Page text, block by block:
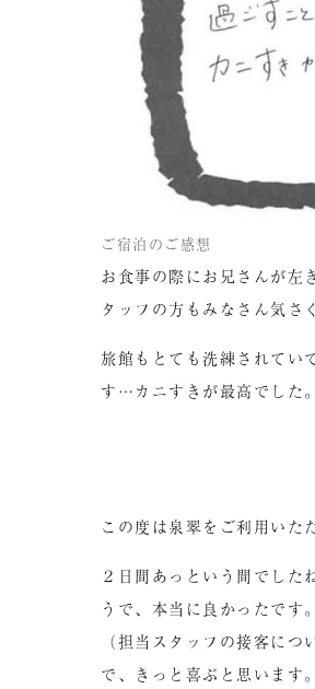
ご宿泊のご感想
お食事の際にお兄さんが左
タッフの方もみなさん気さ
旅館もとても洗練されてい
す…カニすきが最高でした
この度は泉翠をご利用いた
２日間あっという間でした
うで、本当に良かったです。
（担当スタッフの接客に
で、きっと喜ぶと思います。